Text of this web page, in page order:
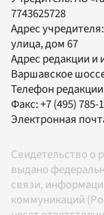
7743625728
Адрес
улица, дом 67
Адрес редакции и
Варшавское
Телефон
Факс:+7 (495) 785-
Электронная
Свидетельство о
выдано
связи,
коммуникаций